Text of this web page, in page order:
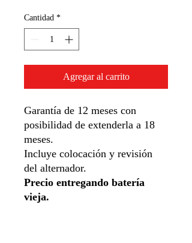
Cantidad *
Agregar al carrito
Garantía de 12 meses con
posibilidad de extenderla a 18
meses.
Incluye colocación y revisión
del alternador.
Precio entregando batería
vieja.